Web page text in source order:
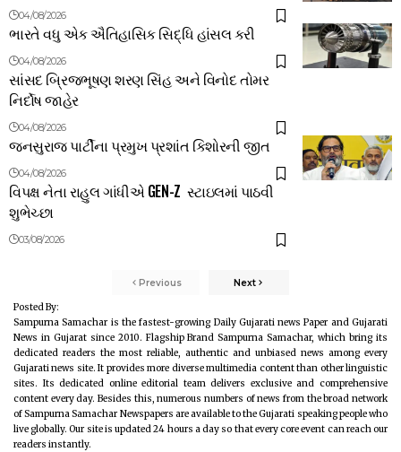
04/08/2026
ભારતે વધુ એક ઐતિહાસિક સિદ્ધિ હાંસલ કરી
04/08/2026
સાંસદ બ્રિજભૂષણ શરણ સિંહ અને વિનોદ તોમર
નિર્દોષ જાહેર
04/08/2026
જનસુરાજ પાર્ટીના પ્રમુખ પ્રશાંત કિશોરની જીત
04/08/2026
વિપક્ષ નેતા રાહુલ ગાંધીએ GEN-Z સ્ટાઇલમાં પાઠવી
શુભેચ્છા
03/08/2026
Previous Next
Posted By:
Sampurna Samachar is the fastest-growing Daily Gujarati news Paper and Gujarati
News in Gujarat since 2010. Flagship Brand Sampurna Samachar, which bring its
dedicated readers the most reliable, authentic and unbiased news among every
Gujarati news site. It provides more diverse multimedia content than other linguistic
sites. Its dedicated online editorial team delivers exclusive and comprehensive
content every day. Besides this, numerous numbers of news from the broad network
of Sampurna Samachar Newspapers are available to the Gujarati speaking people who
live globally. Our site is updated 24 hours a day so that every core event can reach our
readers instantly.